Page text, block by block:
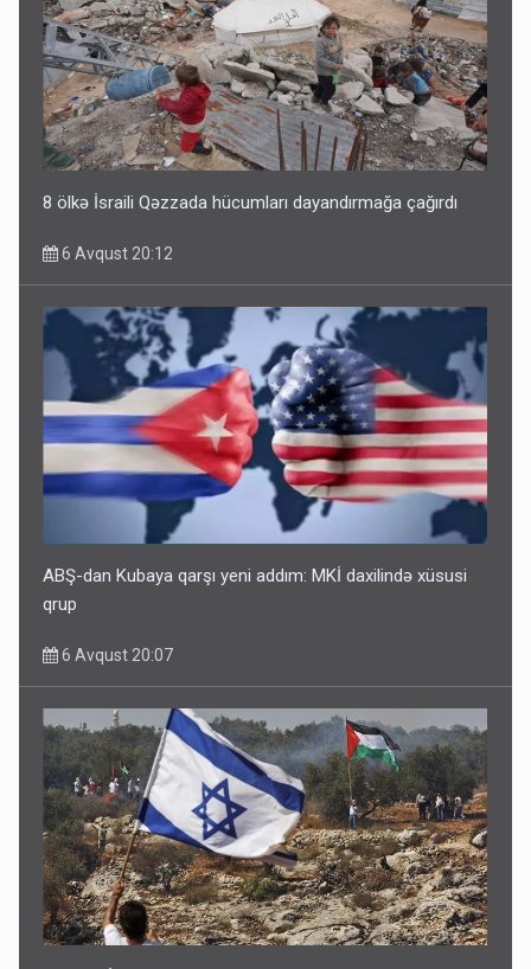
8 ölkə İsraili Qəzzada hücumları dayandırmağa çağırdı
6 Avqust 20:12
ABŞ-dan Kubaya qarşı yeni addım: MKİ daxilində xüsusi
qrup
6 Avqust 20:07